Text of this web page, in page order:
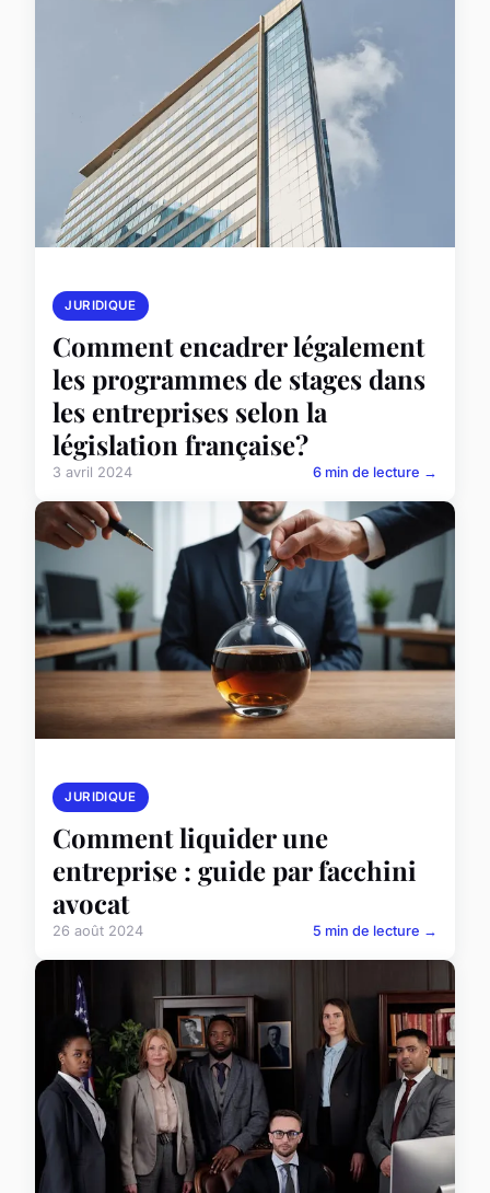
JURIDIQUE
Comment encadrer légalement
les programmes de stages dans
les entreprises selon la
législation française?
3 avril 2024 6 min de lecture →
JURIDIQUE
Comment liquider une
entreprise : guide par facchini
avocat
26 août 2024 5 min de lecture →